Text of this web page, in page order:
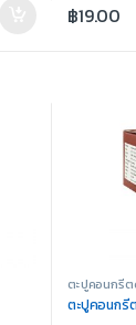
฿19.00
ตะปูคอนกรีต
ตะปูคอนกรี